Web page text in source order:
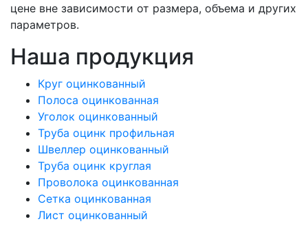
цене вне зависимости от размера, объема и других
параметров.
Наша продукция
Круг оцинкованный
Полоса оцинкованная
Уголок оцинкованный
Труба оцинк профильная
Швеллер оцинкованный
Труба оцинк круглая
Проволока оцинкованная
Сетка оцинкованная
Лист оцинкованный